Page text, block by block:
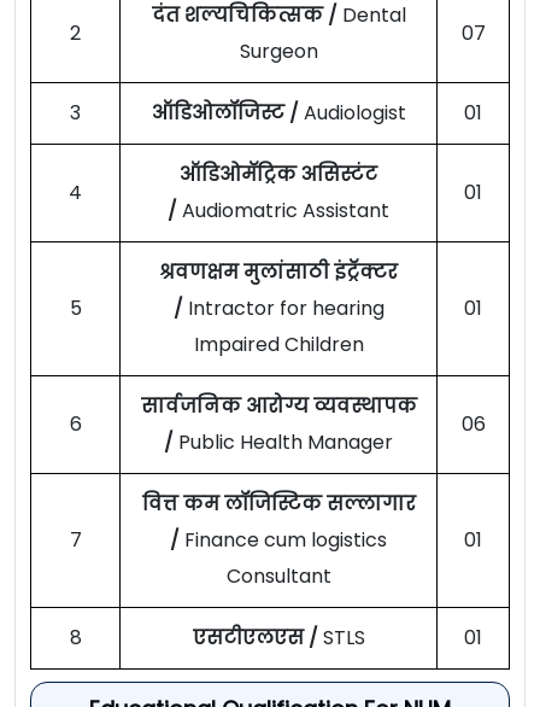
2
दंत शल्यचिकित्सक / Dental
Surgeon
07
3 ऑडिओलॉजिस्ट / Audiologist 01
4
ऑडिओमॅट्रिक असिस्टंट
/ Audiomatric Assistant
01
5
श्रवणक्षम मुलांसाठी इंट्रॅक्टर
/ Intractor for hearing
Impaired Children
01
6
सार्वजनिक आरोग्य व्यवस्थापक
/ Public Health Manager
06
7
वित्त कम लॉजिस्टिक सल्लागार
/ Finance cum logistics
Consultant
01
8 एसटीएलएस / STLS 01